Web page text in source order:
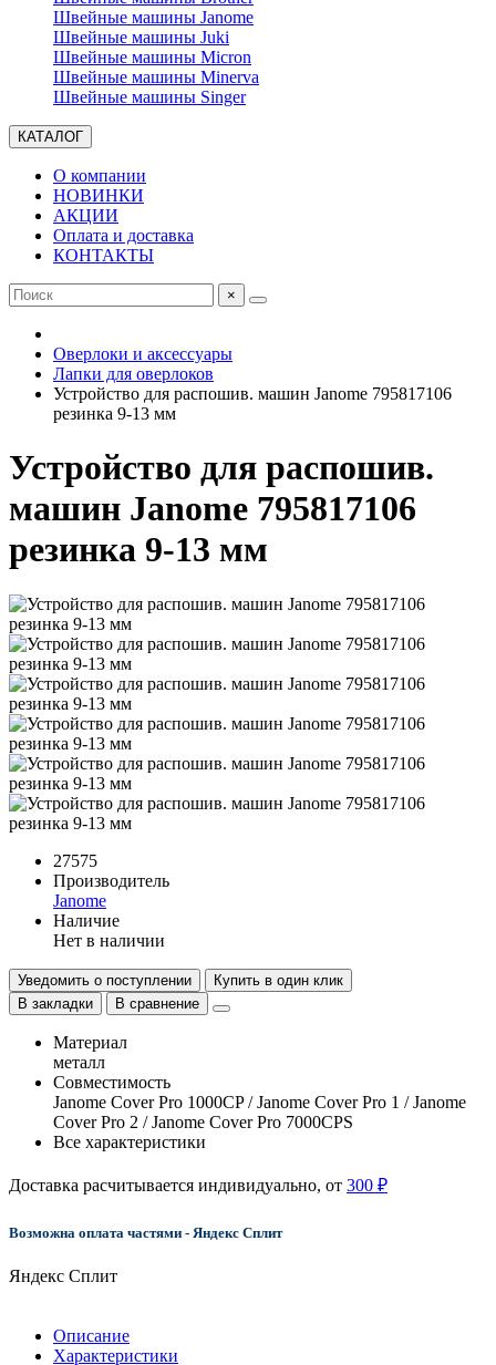
Швейные машины Janome
Швейные машины Juki
Швейные машины Micron
Швейные машины Minerva
Швейные машины Singer
КАТАЛОГ
О компании
НОВИНКИ
АКЦИИ
Оплата и доставка
КОНТАКТЫ
×
Оверлоки и аксессуары
Лапки для оверлоков
Устройство для распошив. машин Janome 795817106
резинка 9-13 мм
Устройство для распошив.
машин Janome 795817106
резинка 9-13 мм
27575
Производитель
Janome
Наличие
Нет в наличии
Уведомить о поступлении
Купить в один клик
В закладки
В сравнение
Материал
металл
Совместимость
Janome Cover Pro 1000CP / Janome Cover Pro 1 / Janome
Cover Pro 2 / Janome Cover Pro 7000CPS
Все характеристики
Доставка расчитывается индивидуально, от 300 ₽
Возможна оплата частями - Яндекс Сплит
Яндекс Сплит
Описание
Характеристики